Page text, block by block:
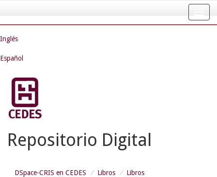
navigation
Inglés
Español
Repositorio Digital
DSpace-CRIS en CEDES Libros Libros